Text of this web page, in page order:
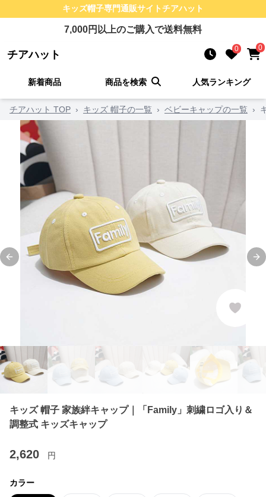
キッズ帽子専門通販サイトチアハット
7,000円以上のご購入で送料無料
チアハット 0 0
新着商品 商品を検索 人気ランキング
チアハット TOP › キッズ 帽子の一覧 › ベビーキャップの一覧 ›
Previous slide
キッズ 帽子 家族絆キャップ｜「Family」刺繍ロゴ入り＆
調整式 キッズキャップ
2,620 円
カラー